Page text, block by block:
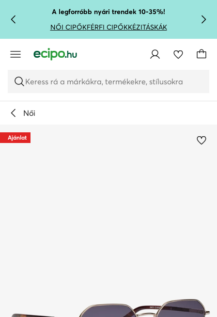
UGRÁS A FŐ TARTALOMRA
UGRÁS A KERESÉSHEZA legforróbb nyári trendek 10-35%!
NŐI CIPŐKFÉRFI CIPŐKKÉZITÁSKÁK
Keress rá a márkákra, termékekre, stílusokra
Női
Ajánlat